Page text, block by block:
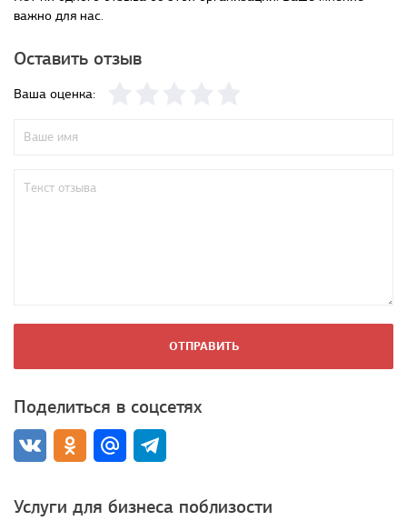
важно для нас.
Оставить отзыв
Ваша оценка:
ОТПРАВИТЬ
Поделиться в соцсетях
Услуги для бизнеса поблизости